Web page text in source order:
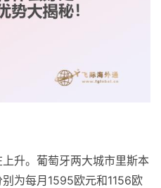
升。葡萄牙两大城市里斯本
为每月1595欧元和1156欧